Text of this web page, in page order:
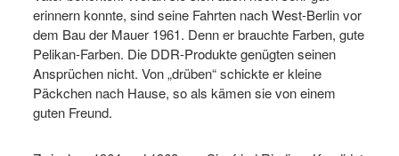
erinnern konnte, sind seine Fahrten nach West-Berlin vor
dem Bau der Mauer 1961. Denn er brauchte Farben, gute
Pelikan-Farben. Die DDR-Produkte genügten seinen
Ansprüchen nicht. Von „drüben“ schickte er kleine
Päckchen nach Hause, so als kämen sie von einem
guten Freund.